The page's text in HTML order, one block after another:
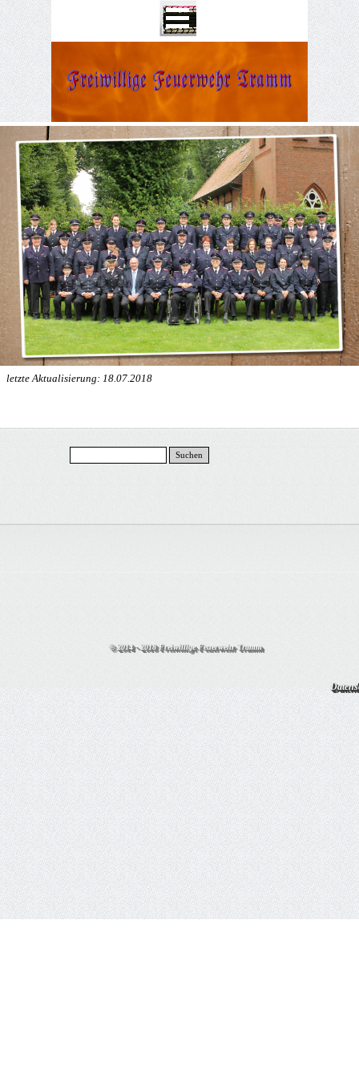
letzte Aktualisierung: 18.07.2018
Suchen
© 2014 - 2018 Freiwillige Feuerwehr Tramm